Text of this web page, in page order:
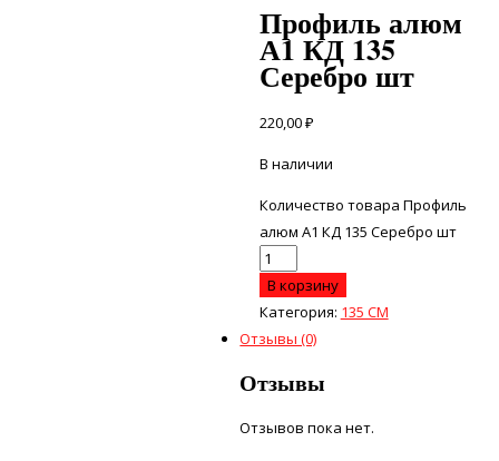
Профиль алюм
А1 КД 135
Серебро шт
220,00₽
В наличии
Количество товара Профиль
алюм А1 КД 135 Серебро шт
В корзину
Категория: 135 СМ
Отзывы (0)
Отзывы
Отзывов пока нет.